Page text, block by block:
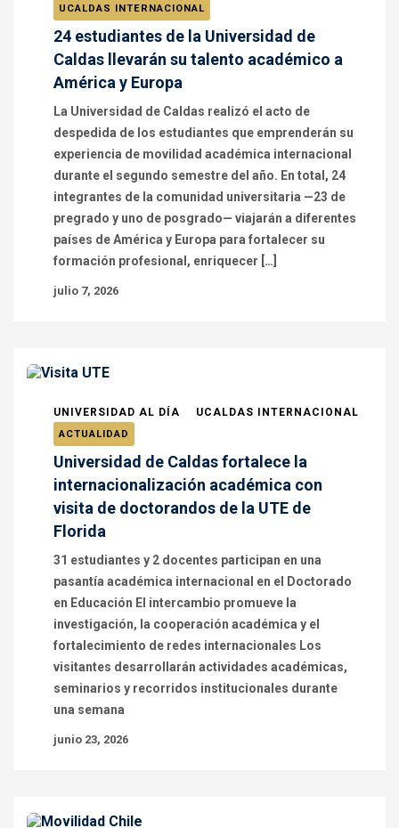
UCALDAS INTERNACIONAL
24 estudiantes de la Universidad de
Caldas llevarán su talento académico a
América y Europa
La Universidad de Caldas realizó el acto de
despedida de los estudiantes que emprenderán su
experiencia de movilidad académica internacional
durante el segundo semestre del año. En total, 24
integrantes de la comunidad universitaria —23 de
pregrado y uno de posgrado— viajarán a diferentes
países de América y Europa para fortalecer su
formación profesional, enriquecer […]
julio 7, 2026
UNIVERSIDAD AL DÍA UCALDAS INTERNACIONAL
ACTUALIDAD
Universidad de Caldas fortalece la
internacionalización académica con
visita de doctorandos de la UTE de
Florida
31 estudiantes y 2 docentes participan en una
pasantía académica internacional en el Doctorado
en Educación El intercambio promueve la
investigación, la cooperación académica y el
fortalecimiento de redes internacionales Los
visitantes desarrollarán actividades académicas,
seminarios y recorridos institucionales durante
una semana
junio 23, 2026